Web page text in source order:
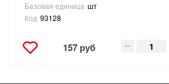
Базовая единица шт
Код 93128
157 руб